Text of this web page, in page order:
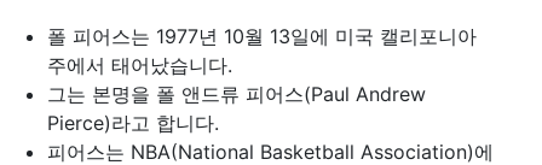
폴 피어스는 1977년 10월 13일에 미국 캘리포니아
주에서 태어났습니다.
그는 본명을 폴 앤드류 피어스(Paul Andrew
Pierce)라고 합니다.
피어스는 NBA(National Basketball Association)에